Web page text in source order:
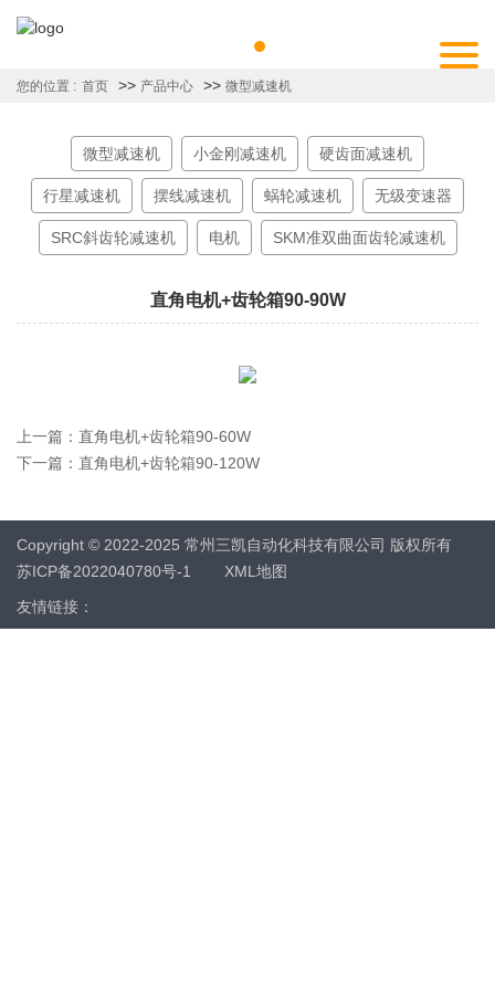
您的位置 : 首页 >> 产品中心 >> 微型减速机
微型减速机 小金刚减速机 硬齿面减速机
行星减速机 摆线减速机 蜗轮减速机 无级变速器
SRC斜齿轮减速机 电机 SKM准双曲面齿轮减速机
直角电机+齿轮箱90-90W
上一篇： 直角电机+齿轮箱90-60W
下一篇： 直角电机+齿轮箱90-120W
Copyright © 2022-2025 常州三凯自动化科技有限公司 版权所有
苏ICP备2022040780号-1
XML地图
友情链接：